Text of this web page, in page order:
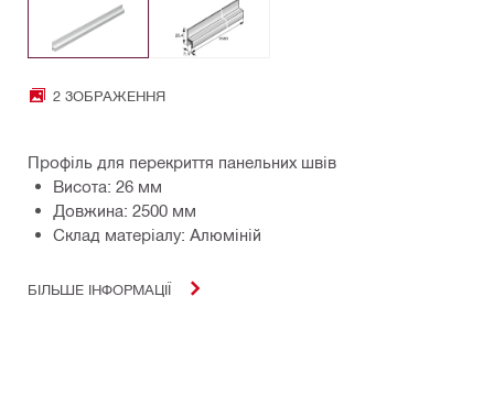
2 ЗОБРАЖЕННЯ
Профіль для перекриття панельних швів
Висота: 26 мм
Довжина: 2500 мм
Склад матеріалу: Алюміній
БІЛЬШЕ ІНФОРМАЦІЇ